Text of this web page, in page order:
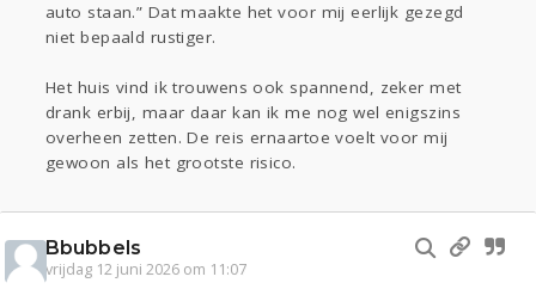
auto staan.” Dat maakte het voor mij eerlijk gezegd
niet bepaald rustiger.
Het huis vind ik trouwens ook spannend, zeker met
drank erbij, maar daar kan ik me nog wel enigszins
overheen zetten. De reis ernaartoe voelt voor mij
gewoon als het grootste risico.
Bbubbels
vrijdag 12 juni 2026 om 11:07